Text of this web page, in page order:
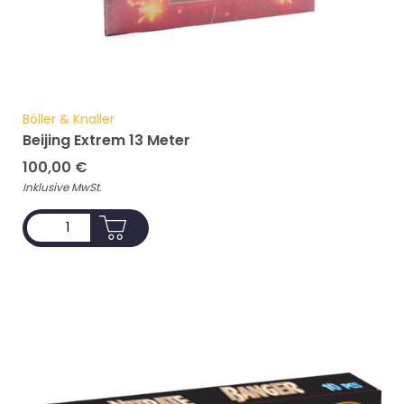
Böller & Knaller
Beijing Extrem 13 Meter
100,00 €
Inklusive MwSt.